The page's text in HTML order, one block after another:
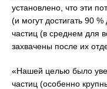
установлено, что эти
(и могут достигать 90
частиц (в среднем для
захвачены после их
«Нашей целью было
частиц (особенно